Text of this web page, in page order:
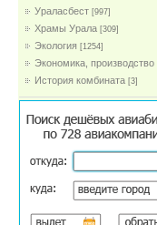
Ураласбест [997]
Храмы Урала [309]
Экология [1254]
Экономика, производство
История комбината [3]